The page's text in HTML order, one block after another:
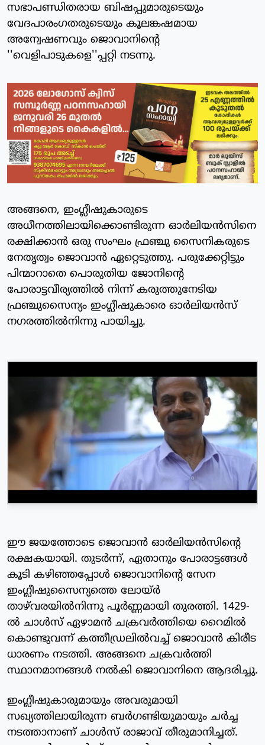
സഭാപണ്ഡിതരായ ബിഷപ്പുമാരുടെയും
വേദപാരംഗതരുടെയും കൂലങ്കഷമായ
അന്വേഷണവും ജൊവാനിന്റെ
''വെളിപാടുകളെ''പ്പറ്റി നടന്നു.
അങ്ങനെ, ഇംഗ്ലീഷുകാരുടെ
അധീനത്തിലായിക്കൊണ്ടിരുന്ന ഓര്‍ലിയന്‍സിനെ
രക്ഷിക്കാന്‍ ഒരു സംഘം ഫ്രഞ്ചു സൈനികരുടെ
നേതൃത്വം ജൊവാന്‍ ഏറ്റെടുത്തു. പരുക്കേറ്റിട്ടും
പിന്മാറാതെ പൊരുതിയ ജോനിന്റെ
പോരാട്ടവീര്യത്തില്‍ നിന്ന് കരുത്തുനേടിയ
ഫ്രഞ്ചുസൈന്യം ഇംഗ്ലീഷുകാരെ ഓര്‍ലിയന്‍സ്
നഗരത്തില്‍നിന്നു പായിച്ചു.
ഈ ജയത്തോടെ ജൊവാന്‍ ഓര്‍ലിയന്‍സിന്റെ
രക്ഷകയായി. തുടര്‍ന്ന്, ഏതാനും പോരാട്ടങ്ങള്‍
കൂടി കഴിഞ്ഞപ്പോള്‍ ജൊവാനിന്റെ സേന
ഇംഗ്ലീഷുസൈന്യത്തെ ലോയ്ര്‍
താഴ്‌വരയില്‍നിന്നു പൂര്‍ണ്ണമായി തുരത്തി. 1429-
ല്‍ ചാള്‍സ് ഏഴാമന്‍ ചക്രവര്‍ത്തിയെ റൈമില്‍
കൊണ്ടുവന്ന് കത്തീഡ്രലില്‍വച്ച് ജൊവാന്‍ കിരീട
ധാരണം നടത്തി. അങ്ങനെ ചക്രവര്‍ത്തി
സ്ഥാനമാനങ്ങള്‍ നല്‍കി ജൊവാനിനെ ആദരിച്ചു.
ഇംഗ്ലീഷുകാരുമായും അവരുമായി
സഖ്യത്തിലായിരുന്ന ബര്‍ഗണ്ടിയുമായും ചര്‍ച്ച
നടത്താനാണ് ചാള്‍സ് രാജാവ് തീരുമാനിച്ചത്.